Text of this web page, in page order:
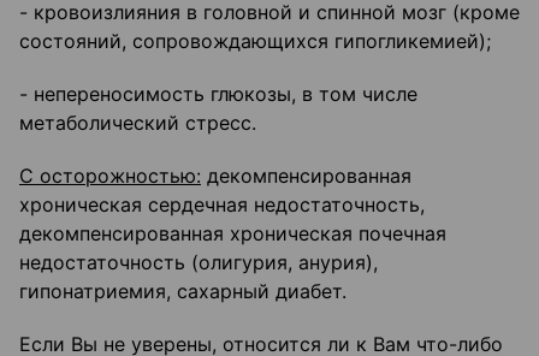
- кровоизлияния в головной и спинной мозг (кроме
состояний, сопровождающихся гипогликемией);
- непереносимость глюкозы, в том числе
метаболический стресс.
С осторожностью: декомпенсированная
хроническая сердечная недостаточность,
декомпенсированная хроническая почечная
недостаточность (олигурия, анурия),
гипонатриемия, сахарный диабет.
Если Вы не уверены, относится ли к Вам что-либо